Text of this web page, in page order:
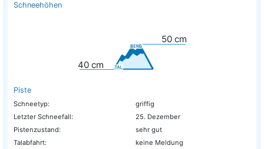
Schneehöhen
40 cm
50 cm
Piste
Schneetyp:
griffig
Letzter Schneefall:
25. Dezember
Pistenzustand:
sehr gut
Talabfahrt:
keine Meldung